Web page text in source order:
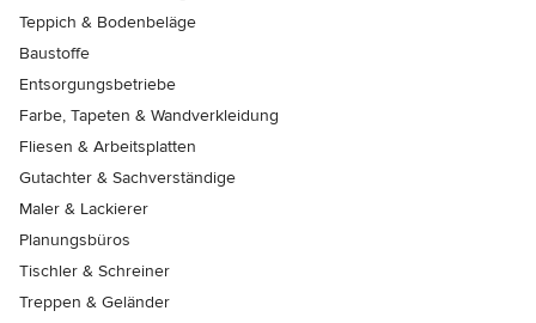
Teppich & Bodenbeläge
Baustoffe
Entsorgungsbetriebe
Farbe, Tapeten & Wandverkleidung
Fliesen & Arbeitsplatten
Gutachter & Sachverständige
Maler & Lackierer
Planungsbüros
Tischler & Schreiner
Treppen & Geländer